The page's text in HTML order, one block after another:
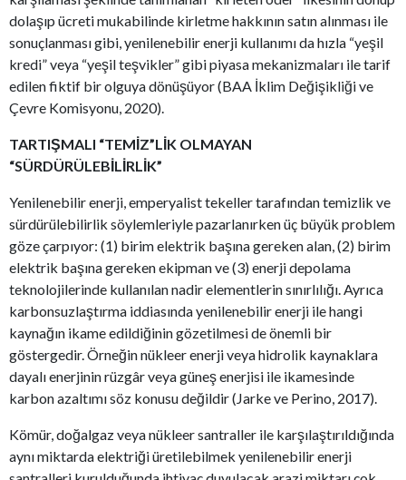
dolaşıp ücreti mukabilinde kirletme hakkının satın alınması ile
sonuçlanması gibi, yenilenebilir enerji kullanımı da hızla “yeşil
kredi” veya “yeşil teşvikler” gibi piyasa mekanizmaları ile tarif
edilen fiktif bir olguya dönüşüyor (BAA İklim Değişikliği ve
Çevre Komisyonu, 2020).
TARTIŞMALI “TEMİZ”LİK OLMAYAN
“SÜRDÜRÜLEBİLİRLİK”
Yenilenebilir enerji, emperyalist tekeller tarafından temizlik ve
sürdürülebilirlik söylemleriyle pazarlanırken üç büyük problem
göze çarpıyor: (1) birim elektrik başına gereken alan, (2) birim
elektrik başına gereken ekipman ve (3) enerji depolama
teknolojilerinde kullanılan nadir elementlerin sınırlılığı. Ayrıca
karbonsuzlaştırma iddiasında yenilenebilir enerji ile hangi
kaynağın ikame edildiğinin gözetilmesi de önemli bir
göstergedir. Örneğin nükleer enerji veya hidrolik kaynaklara
dayalı enerjinin rüzgâr veya güneş enerjisi ile ikamesinde
karbon azaltımı söz konusu değildir (Jarke ve Perino, 2017).
Kömür, doğalgaz veya nükleer santraller ile karşılaştırıldığında
aynı miktarda elektriği üretilebilmek yenilenebilir enerji